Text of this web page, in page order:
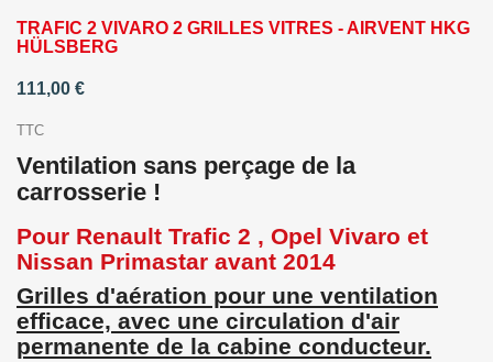
TRAFIC 2 VIVARO 2 GRILLES VITRES - AIRVENT HKG
HÜLSBERG
111,00 €
TTC
Ventilation sans perçage de la
carrosserie !
Pour Renault Trafic 2 , Opel Vivaro et
Nissan Primastar avant 2014
Grilles d'aération pour une ventilation
efficace, avec une circulation d'air
permanente de la cabine conducteur.